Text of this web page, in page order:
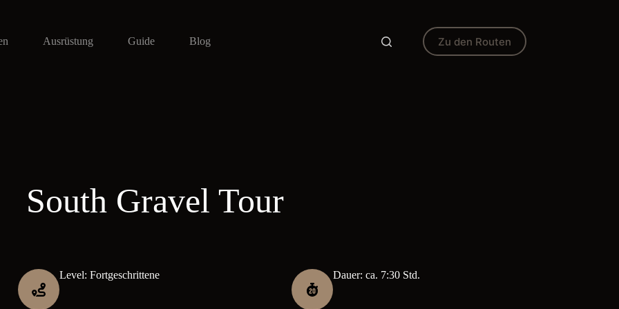
Ausrüstung Guide Blog Zu den Routen
South Gravel Tour
Level: Fortgeschrittene Dauer: ca. 7:30 Std.